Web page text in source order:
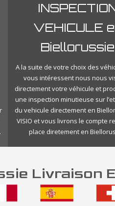
VEHICULE
Biellorussie
A la suite de votre choix des
vous intéressent nous nous
directement votre véhicule et
une inspection minutieuse sur
du vehicule directement en
VISIO et vous livrons le compte
place diretement en
Livraison